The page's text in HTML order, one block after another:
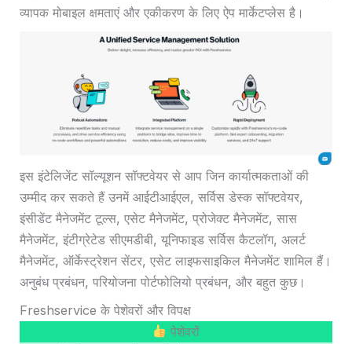
व्यापक मोबाइल क्षमताएं और एकीकरण के लिए ऐप मार्केटप्लेस है।
इस इंटेलिजेंट सॉल्यूशन सॉफ्टवेयर से आप जिन कार्यात्मकताओं की
उम्मीद कर सकते हैं उनमें आईटीआईएल, सर्विस डेस्क सॉफ्टवेयर,
इंसीडेंट मैनेजमेंट टूल्स, एसेट मैनेजमेंट, प्रोजेक्ट मैनेजमेंट, सास
मैनेजमेंट, इंटीग्रेटेड सीएमडीबी, यूनिफाइड सर्विस कैटलॉग, अलर्ट
मैनेजमेंट, ऑर्केस्ट्रेशन सेंटर, एसेट लाइफसाइकिल मैनेजमेंट शामिल हैं।
अनुबंध प्रबंधन, परियोजना पोर्टफोलियो प्रबंधन, और बहुत कुछ।
Freshservice के पेशेवरों और विपक्ष
पेशेवरों